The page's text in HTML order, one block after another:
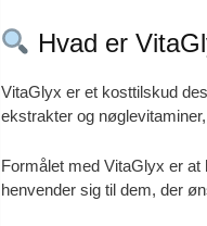
Hvad er
VitaGlyx er et kosttilskud
ekstrakter og
Formålet med VitaGlyx er
henvender sig til dem, der